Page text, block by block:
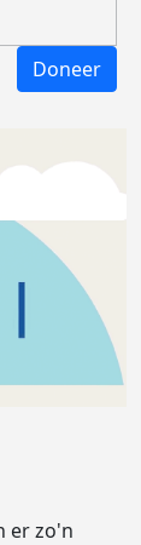
Doneer
er zo'n